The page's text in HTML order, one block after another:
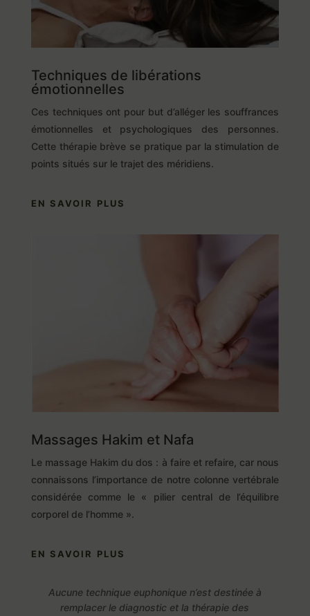
Techniques de libérations
émotionnelles
Ces techniques ont pour but d’alléger les souffrances
émotionnelles et psychologiques des personnes.
Cette thérapie brève se pratique par la stimulation de
points situés sur le trajet des méridiens.
EN SAVOIR PLUS
Massages Hakim et Nafa
Le massage Hakim du dos : à faire et refaire, car nous
connaissons l’importance de notre colonne vertébrale
considérée comme le « pilier central de l’équilibre
corporel de l’homme ».
EN SAVOIR PLUS
Aucune technique euphonique n’est destinée à
remplacer le diagnostic et la thérapie des